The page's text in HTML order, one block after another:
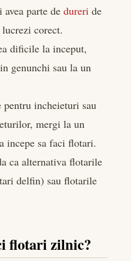
parte de dureri de
corect.
dificile la inceput,
genunchi sau la un
incheieturi sau
mergi la un
incepe sa faci flotari.
ca alternativa flotarile
delfin) sau flotarile
flotari zilnic?